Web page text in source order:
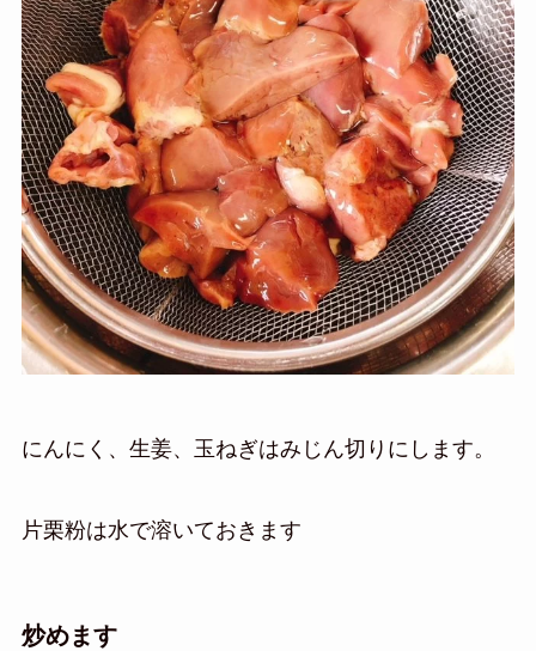
にんにく、生姜、玉ねぎはみじん切りにします。
片栗粉は水で溶いておきます
炒めます